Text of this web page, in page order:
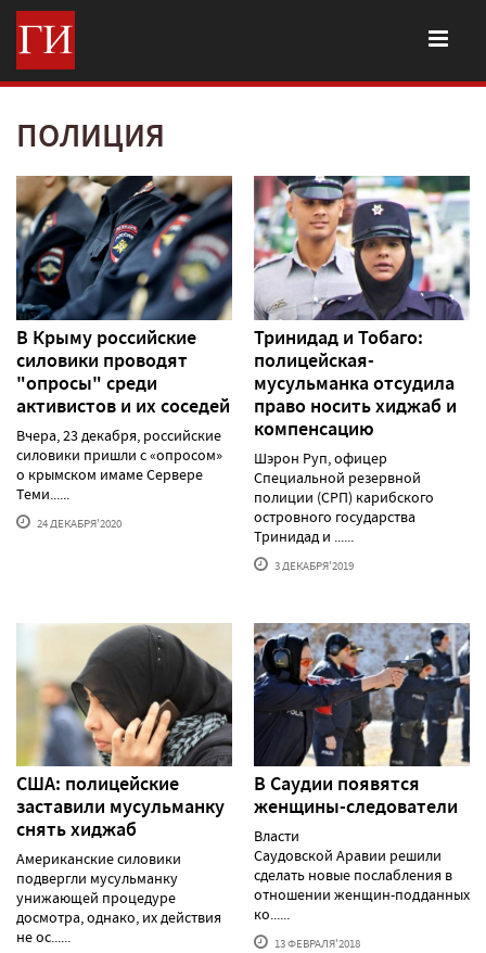
ПОЛИЦИЯ
В Крыму российские
силовики проводят
"опросы" среди
активистов и их соседей
Вчера, 23 декабря, российские
силовики пришли с «опросом»
о крымском имаме Сервере
Теми......
24 ДЕКАБРЯ'2020
Тринидад и Тобаго:
полицейская-
мусульманка отсудила
право носить хиджаб и
компенсацию
Шэрон Руп, офицер
Специальной резервной
полиции (СРП) карибского
островного государства
Тринидад и ......
3 ДЕКАБРЯ'2019
США: полицейские
заставили мусульманку
снять хиджаб
Американские силовики
подвергли мусульманку
унижающей процедуре
досмотра, однако, их действия
не ос......
В Саудии появятся
женщины-следователи
Власти
Саудовской Аравии решили
сделать новые послабления в
отношении женщин-подданных
ко......
13 ФЕВРАЛЯ'2018